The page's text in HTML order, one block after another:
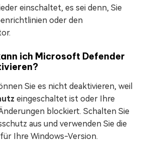
einschaltet, es sei denn, Sie
oder den
ich Microsoft Defender
Sie es nicht deaktivieren, weil
eingeschaltet ist oder Ihre
blockiert. Schalten Sie
aus und verwenden Sie die
Ihre Windows-Version.